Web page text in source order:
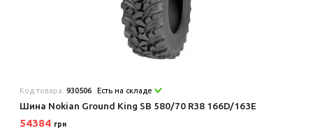
Код товара:930506 Есть на складе
Шина Nokian Ground King SB 580/70 R38 166D/163E
54384 грн